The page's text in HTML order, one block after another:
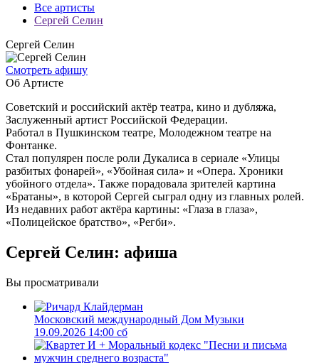
Все артисты
Сергей Селин
Сергей Селин
Cмотреть афишу
Об Артисте
Советский и российский актёр театра, кино и дубляжа,
Заслуженный артист Российской Федерации.
Работал в Пушкинском театре, Молодежном театре на
Фонтанке.
Стал популярен после роли Дукалиса в сериале «Улицы
разбитых фонарей», «Убойная сила» и «Опера. Хроники
убойного отдела». Также порадовала зрителей картина
«Братаны», в которой Сергей сыграл одну из главных ролей.
Из недавних работ актёра картины: «Глаза в глаза»,
«Полицейское братство», «Регби».
Сергей Селин: афиша
Вы просматривали
Московский международный Дом Музыки
19.09.2026 14:00 сб